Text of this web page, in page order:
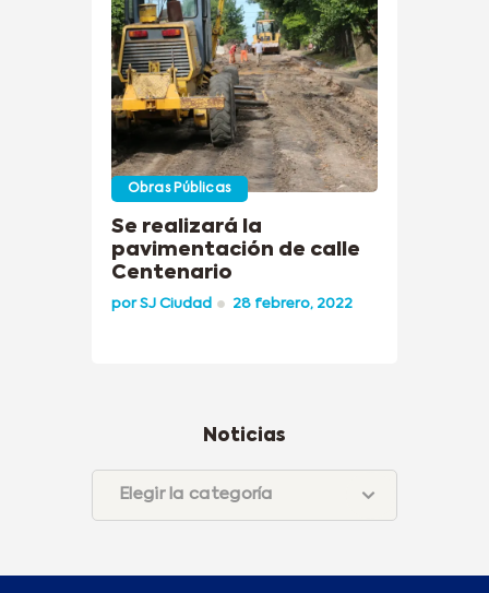
Obras Públicas
Se realizará la
pavimentación de calle
Centenario
porSJ Ciudad 28 febrero, 2022
Noticias